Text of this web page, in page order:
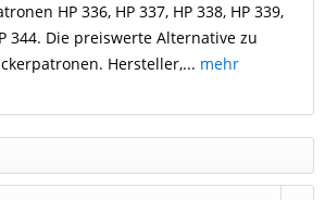
HP 336, HP 337, HP 338, HP 339,
344. Die preiswerte Alternative zu
Hersteller,... mehr